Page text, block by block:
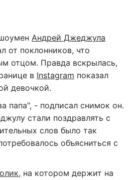
Андрей Джеджула
от поклонников, что
отцом. Правда вскрылась,
в Instagram показал
девочкой.
папа", - подписал снимок он.
стали поздравлять с
слов было так
объясниться с
, на котором держит на